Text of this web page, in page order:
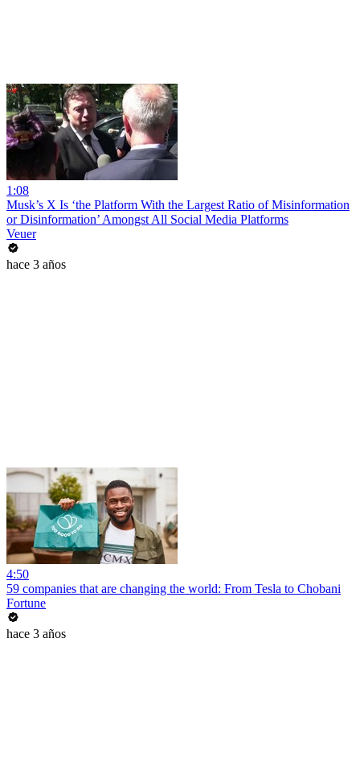
1:08
Musk’s X Is ‘the Platform With the Largest Ratio of Misinformation
or Disinformation’ Amongst All Social Media Platforms
Veuer
hace 3 años
4:50
59 companies that are changing the world: From Tesla to Chobani
Fortune
hace 3 años